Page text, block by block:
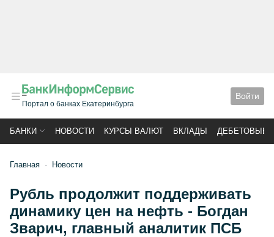
Портал о банках Екатеринбурга
Войти
БАНКИ НОВОСТИ КУРСЫ ВАЛЮТ ВКЛАДЫ ДЕБЕТОВЫЕ
Главная Новости
Рубль продолжит поддерживать
динамику цен на нефть - Богдан
Зварич, главный аналитик ПСБ